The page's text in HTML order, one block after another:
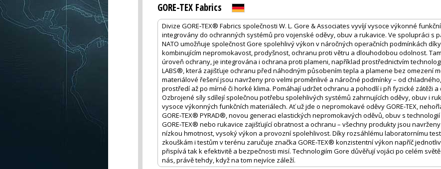
GORE-TEX Fabrics
Divize GORE‑TEX® Fabrics společnosti W. L. Gore & Associates vyvíjí vysoce výkonné
integrovány do ochranných systémů pro vojenské oděvy, obuv a rukavice. Ve spolupráci s
NATO umožňuje společnost Gore spolehlivý výkon v náročných operačních podmínkách
kombinujícím nepromokavost, prodyšnost, ochranu proti větru a dlouhodobou odolnost.
úroveň ochrany, je integrována i ochrana proti plameni, například prostřednictvím
LABS®, která zajišťuje ochranu před náhodným působením tepla a plamene bez omezení
materiálové řešení jsou navrženy pro velmi proměnlivé a náročné podmínky – od
prostředí až po mírné či horké klima. Pomáhají udržet ochranu a pohodlí i při fyzické zátěži
Ozbrojené síly sdílejí společnou potřebu spolehlivých systémů zahrnujících oděvy, obuv i
vysoce výkonných funkčních materiálech. Ať už jde o nepromokavé oděvy GORE‑TEX,
GORE‑TEX® PYRAD®, novou generaci elastických nepromokavých oděvů, obuv s technologií
GORE‑TEX® nebo rukavice zajišťující obratnost a ochranu – všechny produkty jsou
nízkou hmotnost, vysoký výkon a provozní spolehlivost. Díky rozsáhlému laboratornímu
zkouškám i testům v terénu zaručuje značka GORE‑TEX® konzistentní výkon napříč
přispívá tak k efektivitě a bezpečnosti misí. Technologiím Gore důvěřují vojáci po celém
nás, právě tehdy, když na tom nejvíce záleží.